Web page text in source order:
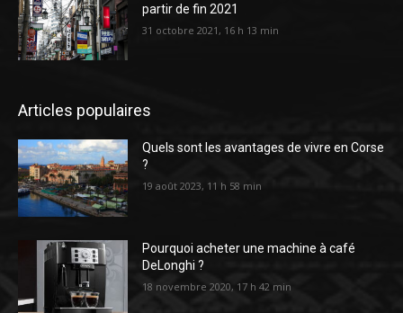
partir de fin 2021
31 octobre 2021, 16 h 13 min
Articles populaires
Quels sont les avantages de vivre en Corse
?
19 août 2023, 11 h 58 min
Pourquoi acheter une machine à café
DeLonghi ?
18 novembre 2020, 17 h 42 min